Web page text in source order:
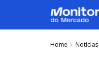
Home Notícias